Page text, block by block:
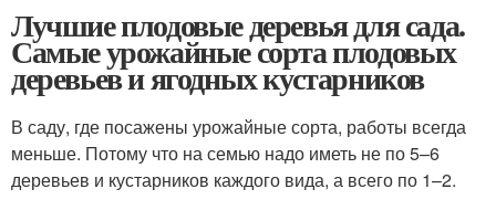
Лучшие плодовые деревья для сада.
Самые урожайные сорта плодовых
деревьев и ягодных кустарников
В саду, где посажены урожайные сорта, работы всегда
меньше. Потому что на семью надо иметь не по 5–6
деревьев и кустарников каждого вида, а всего по 1–2.